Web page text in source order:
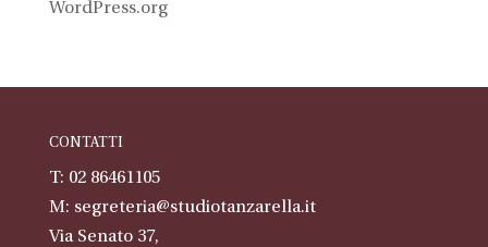
WordPress.org
CONTATTI
T: 02 86461105
M: segreteria@studiotanzarella.it
Via Senato 37,